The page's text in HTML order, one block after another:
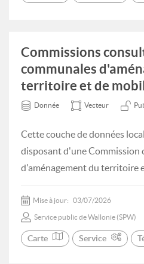
Commissions
communales
territoire et de
Donnée Vecteur
Cette couche de données
disposant d'une Commission
d'aménagement du territoire
Mise à jour: 03/07/2026
Service public de Wallonie (SPW)
Carte Service